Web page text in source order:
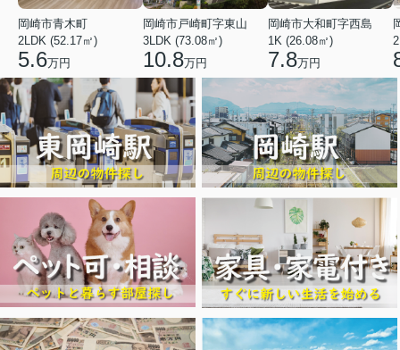
岡崎市青木町
2LDK (52.17㎡)
5.6万円
岡崎市戸崎町字東山
3LDK (73.08㎡)
10.8万円
岡崎市大和町字西島
1K (26.08㎡)
7.8万円